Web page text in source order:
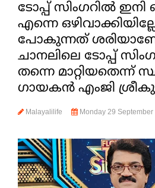
ടോപ്പ് സിംഗറില്‍
എന്നെ
പോകുന്നത്
ചാനലിലെ ടോപ്പ്
തന്നെ മാറ്റിയതെന്ന്
ഗായകന്‍ എംജി
Malayalilife Monday 29